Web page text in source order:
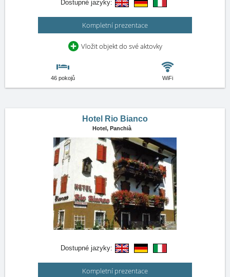
Dostupné jazyky:
Kompletní prezentace
Vložit objekt do své aktovky
46 pokojů WiFi
Hotel Rio Bianco
Hotel, Panchià
Dostupné jazyky:
Kompletní prezentace